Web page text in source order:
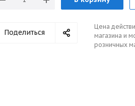
Поделиться
Цена
магазина и
розничных